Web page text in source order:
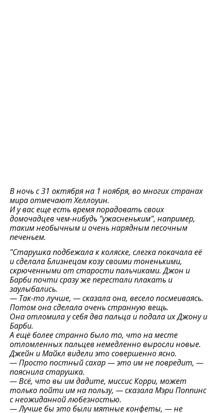
В ночь с 31 октября на 1 ноября, во многих странах
мира отмечают Хеллоуин.
И у вас еще есть время порадовать своих
домочадцев чем-нибудь "ужасненьким", например,
таким необычным и очень нарядным песочным
печеньем.
"Старушка подбежала к коляске, слегка покачала её
и сделала Близнецам козу своими тоненькими,
скрюченными от старости пальчиками. Джон и
Барби почти сразу же перестали плакать и
заулыбались.
— Так-то лучше, — сказала она, весело посмеиваясь.
Потом она сделала очень странную вещь.
Она отломила у себя два пальца и подала их Джону и
Барби.
А ещё более странно было то, что на месте
отломленных пальцев немедленно выросли новые.
Джейн и Майкл видели это совершенно ясно.
— Просто постный сахар — это им не повредит, —
пояснила старушка.
— Всё, что вы им дадите, миссис Корри, может
только пойти им на пользу, — сказала Мэри Поппинс
с неожиданной любезностью.
— Лучше бы это были мятные конфеты, — не